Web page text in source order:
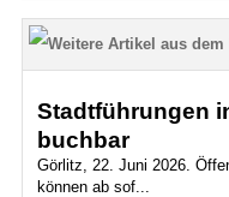
Stadtführungen
buchbar
Görlitz, 22. Juni 2026.
können ab sof...